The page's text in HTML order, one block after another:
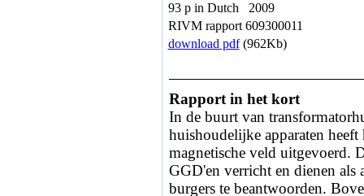
93 p in Dutch 2009
RIVM rapport 609300011
download pdf(962Kb)
Rapport in het kort
In de buurt van
huishoudelijke apparaten
magnetische veld uitgevoerd.
GGD'en verricht en dienen
burgers te beantwoorden.